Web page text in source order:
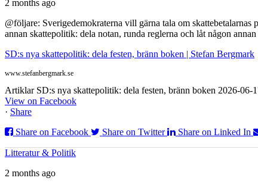
2 months ago
@följare: Sverigedemokraterna vill gärna tala om
annan skattepolitik: dela notan, runda reglerna och låt någon
SD:s nya skattepolitik: dela festen, bränn boken | Stefan Bergmark
www.stefanbergmark.se
Artiklar SD:s nya skattepolitik: dela festen, bränn boken 2026-
View on Facebook
· Share
Share on Facebook
Share on Twitter Share on Linked In
Litteratur & Politik
2 months ago